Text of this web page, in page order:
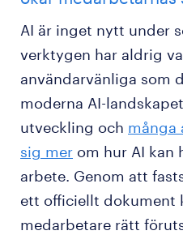
AI är inget nytt under
verktygen har aldrig
användarvänliga som
moderna AI-
utveckling och många
sig mer om hur AI kan
arbete. Genom att
ett officiellt dokument
medarbetare rätt